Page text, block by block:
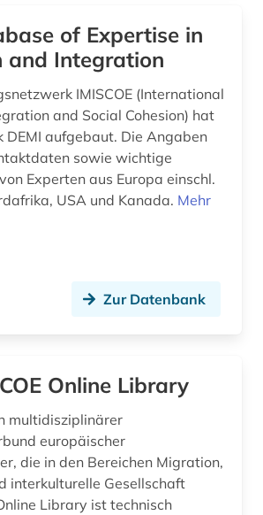
(33)
migrationspolitik (1)
minderheitenpolitik (1)
neuseeland (1)
niederlande (1)
nordamerika (1)
of Expertise in
and Integration
IMISCOE (International
and Social Cohesion) hat
DEMI aufgebaut. Die Angaben
sowie wichtige
Experten aus Europa einschl.
USA und Kanada. Mehr
Zur Datenbank
Online Library
multidisziplinärer
europäischer
die in den Bereichen Migration,
interkulturelle Gesellschaft
Library ist technisch